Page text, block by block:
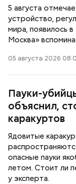
5 августа
устройство,
мира, появилось
Москва»
05 августа 2026
Пауки-
объяснил,
каракуртов
Ядовитые
опасные пауки
летом. Стоит ли
у эксперта.